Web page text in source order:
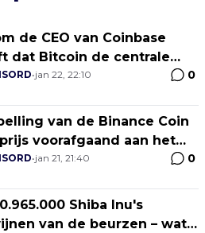
de CEO van Coinbase
dat Bitcoin de centrale
heeft verslagen op het
•jan 22, 22:10 0
van de Binance Coin
prijs voorafgaand aan het
van Elon Musk's X
•jan 21, 21:40 0
Shiba Inu's
van de beurzen – wat